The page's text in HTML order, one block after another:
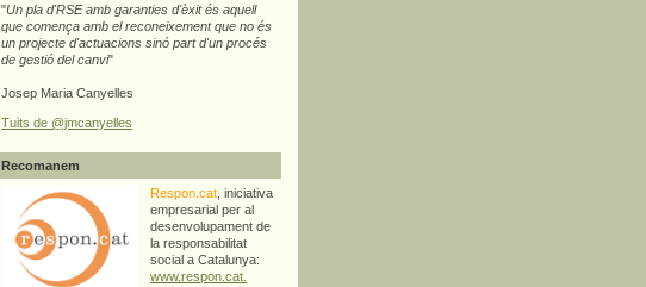
"Un pla d'RSE amb garanties d'èxit és aquell
que comença amb el reconeixement que no és
un projecte d'actuacions sinó part d'un procés
de gestió del canvi"
Josep Maria Canyelles
Tuits de @jmcanyelles
Recomanem
Respon.cat , iniciativa
empresarial per al
desenvolupament de
la responsabilitat
social a Catalunya:
www.respon.cat.